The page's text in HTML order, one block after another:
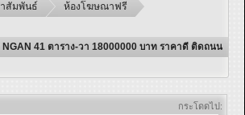
สัมพันธ์
ห้องโฆษณาฟรี
NGAN 41 ตาราง-วา 18000000 บาท ราคาดี ติดถนน
กระโดดไป: